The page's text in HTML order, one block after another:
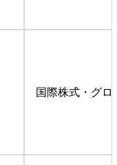
国際株式・グロ